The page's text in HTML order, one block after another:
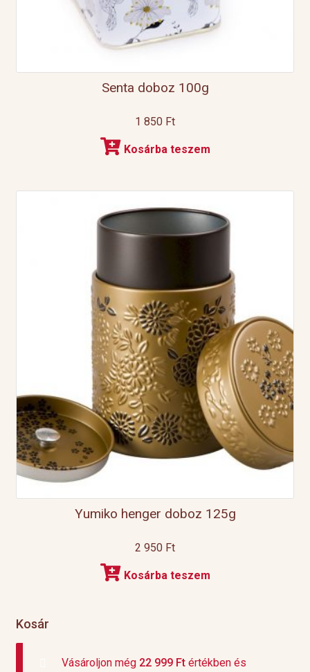
Senta doboz 100g
1 850 Ft
Kosárba teszem
Yumiko henger doboz 125g
2 950 Ft
Kosárba teszem
Kosár
Vásároljon még 22 999 Ftértékben és